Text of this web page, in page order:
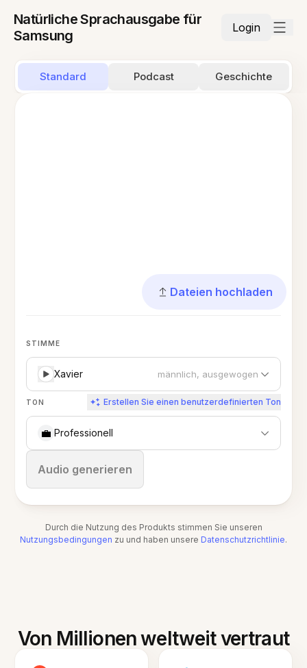
Natürliche Sprachausgabe für
Samsung
Login
Standard Podcast Geschichte
Dateien hochladen
STIMME
Xavier männlich, ausgewogen
TON Erstellen Sie einen benutzerdefinierten Ton
💼 Professionell
Audio generieren
Stoppen
Durch die Nutzung des Produkts stimmen Sie unseren
Nutzungsbedingungen zu und haben unsere Datenschutzrichtlinie.
Von Millionen weltweit vertraut